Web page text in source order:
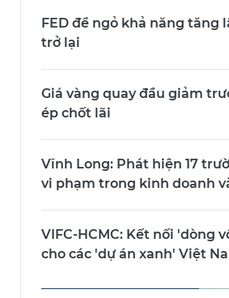
FED để ngỏ khả năng tăng
trở lại
Giá vàng quay đầu giảm
ép chốt lãi
Vĩnh Long: Phát hiện 17
vi phạm trong kinh doanh
VIFC-HCMC: Kết nối 'dòng
cho các 'dự án xanh' Việt